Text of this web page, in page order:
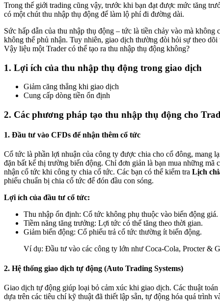
Trong thế giới trading cũng vậy, trước khi bạn đạt được mức tăng
có một chút thu nhập thụ động để làm lộ phí đi đường dài.
Sức hấp dẫn của thu nhập thụ động – tức là tiền chảy vào mà không
không thể phủ nhận. Tuy nhiên, giao dịch thường đòi hỏi sự theo
Vậy liệu một Trader có thể tạo ra thu nhập thụ động không?
1. Lợi ích của thu nhập thụ động trong giao dịch
Giảm căng thẳng khi giao dịch
Cung cấp dòng tiền ổn định
2. Các phương pháp tạo thu nhập thụ động cho
1. Đầu tư vào CFDs để nhận thêm cổ tức
Cổ tức là phần lợi nhuận của công ty được chia cho cổ đông, mang
đặn bất kể thị trường biến động. Chỉ đơn giản là bạn mua những mã
nhận cổ tức khi công ty chia cổ tức. Các bạn có thể kiểm tra Lịch
phiếu chuẩn bị chia cổ tức để đón đầu con sóng.
Lợi ích của đầu tư cổ tức:
Thu nhập ổn định: Cổ tức không phụ thuộc vào biến động giá.
Tiềm năng tăng trưởng: Lợi tức có thể tăng theo thời gian.
Giảm biến động: Cổ phiếu trả cổ tức thường ít biến động.
Ví dụ: Đầu tư vào các công ty lớn như Coca-Cola, Procter &
2. Hệ thống giao dịch tự động (Auto Trading Systems)
Giao dịch tự động giúp loại bỏ cảm xúc khi giao dịch. Các thuật
dựa trên các tiêu chí kỹ thuật đã thiết lập sẵn, tự động hóa quá trình